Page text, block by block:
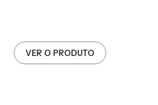
VER O PRODUTO